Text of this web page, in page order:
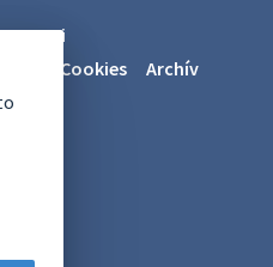
Cookies Archív